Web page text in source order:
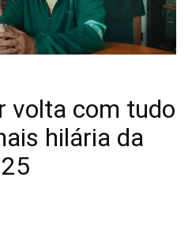
volta com tudo
hilária da